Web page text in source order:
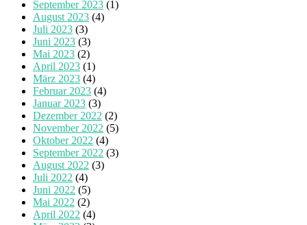
September 2023 (1)
August 2023 (4)
Juli 2023 (3)
Juni 2023 (3)
Mai 2023 (2)
April 2023 (1)
März 2023 (4)
Februar 2023 (4)
Januar 2023 (3)
Dezember 2022 (2)
November 2022 (5)
Oktober 2022 (4)
September 2022 (3)
August 2022 (3)
Juli 2022 (4)
Juni 2022 (5)
Mai 2022 (2)
April 2022 (4)